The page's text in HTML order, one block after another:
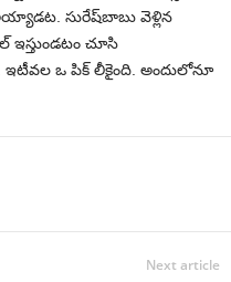
సురేష్‌బాబు వెళ్లిన
చూసి
ఇటీవల ఒ పిక్ లీకైంది. అందులోనూ
Next article